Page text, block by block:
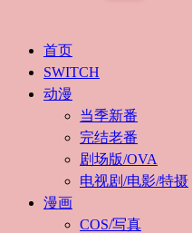
首页
SWITCH
动漫
当季新番
完结老番
剧场版/OVA
电视剧/电影/特摄
漫画
COS/写真